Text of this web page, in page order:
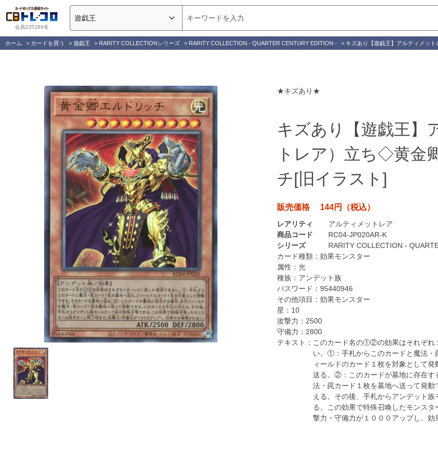
会員225289名
ホーム > カードを買う > 遊戯王 > RARITY COLLECTIONシリーズ > RARITY COLLECTION - QUARTER CENTURY EDITION - > キズあり【遊戯王】アルティメッ
★キズあり★
キズあり【遊戯王】
トレア）立ち◇黄金
チ[旧イラスト]
販売価格 144円（税込）
レアリティ
アルティメットレア
商品コード
RC04-JP020AR-K
シリーズ
RARITY COLLECTION -
カード種類： 効果モンスター
属性： 光
種族： アンデット族
パスワード： 95440946
その他項目： 効果モンスター
星： 10
攻撃力： 2500
守備力： 2800
テキスト： このカード名の①②の効果はそれぞれ
い。①：手札からこのカードと魔法・
ィールドのカード１枚を対象として
送る。②：このカードが墓地に存在す
法・罠カード１枚を墓地へ送って発
える。その後、手札からアンデット
る。この効果で特殊召喚したモンス
撃力・守備力が１０００アップし、効